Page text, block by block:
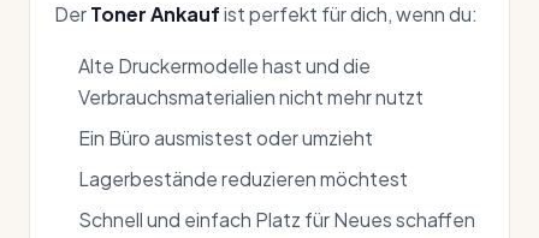
DerToner Ankaufist perfekt für dich, wenn du:
Alte Druckermodelle hast und die
Verbrauchsmaterialien nicht mehr nutzt
Ein Büro ausmistest oder umzieht
Lagerbestände reduzieren möchtest
Schnell und einfach Platz für Neues schaffen